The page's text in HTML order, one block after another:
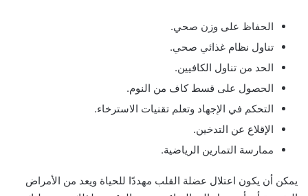
الحفاظ على وزن صحي.
تناول نظام غذائي صحي.
الحد من تناول الكافيين.
الحصول على قسط كاف من النوم.
التحكم في الإجهاد وتعلم تقنيات الاسترخاء.
الإقلاع عن التدخين.
ممارسة التمارين الرياضية.
يمكن أن يكون اعتلال عضلة القلب مهددًا للحياة ويعد من الأمراض